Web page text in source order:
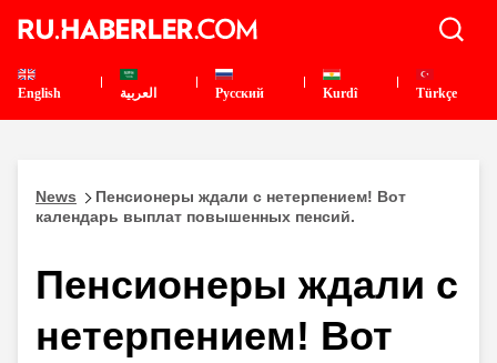
English العربية Pусский Kurdî Türkçe
News
Пенсионеры ждали с нетерпением! Вот
календарь выплат повышенных пенсий.
Пенсионеры ждали с
нетерпением! Вот